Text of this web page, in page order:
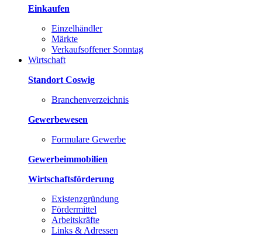
Einkaufen
Einzelhändler
Märkte
Verkaufsoffener Sonntag
Wirtschaft
Standort Coswig
Branchenverzeichnis
Gewerbewesen
Formulare Gewerbe
Gewerbeimmobilien
Wirtschaftsförderung
Existenzgründung
Fördermittel
Arbeitskräfte
Links & Adressen